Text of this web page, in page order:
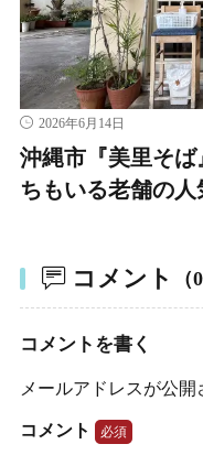
2026年6月14日
沖縄市『美里そ
ちもいる老舗の人
コメント （
コメントを書く
メールアドレスが公開
コメント